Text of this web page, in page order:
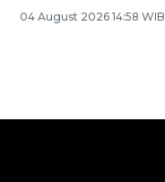
04 August 2026 14:58 WIB